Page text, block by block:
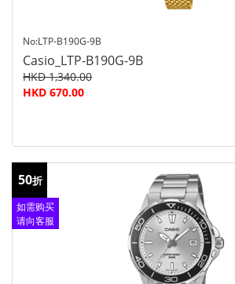
No:LTP-B190G-9B
Casio_LTP-B190G-9B
HKD 1,340.00
HKD 670.00
50折
如需购买
请向客服